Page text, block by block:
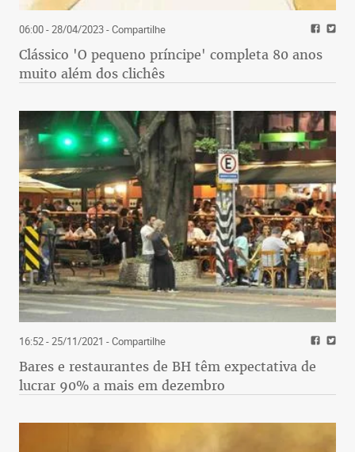
06:00 - 28/04/2023- Compartilhe
Clássico 'O pequeno príncipe' completa 80 anos
muito além dos clichês
16:52 - 25/11/2021 - Compartilhe
Bares e restaurantes de BH têm expectativa de
lucrar 90% a mais em dezembro